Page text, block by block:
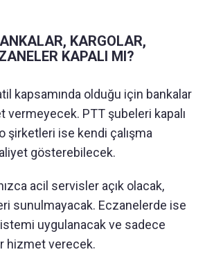
KARGOLAR,
KAPALI MI?
kapsamında olduğu için bankalar
vermeyecek. PTT şubeleri kapalı
şirketleri ise kendi çalışma
gösterebilecek.
acil servisler açık olacak,
sunulmayacak. Eczanelerde ise
uygulanacak ve sadece
hizmet verecek.